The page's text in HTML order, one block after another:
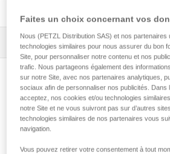
Tous les conseils techniques 1
Installation des cordes
Faites un choix concernant vos
Nous (PETZL Distribution SAS) et nos
technologies similaires pour nous assurer du bon
Site, pour personnaliser notre contenu et nos
trafic. Nous partageons également des
sur notre Site, avec nos partenaires analytiques,
sociaux afin de personnaliser nos publicités. Dans
acceptez, nos cookies et/ou technologies
notre Site et ne vous suivront pas sur d’autres
technologies similaires de nos partenaires vous
navigation.
Vous pouvez retirer votre consentement à tout